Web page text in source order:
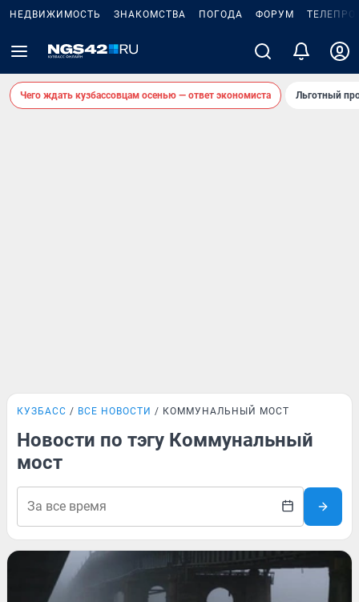
НЕДВИЖИМОСТЬ ЗНАКОМСТВА ПОГОДА ФОРУМ
Чего ждать кузбассовцам осенью — ответ экономиста Льготный
КУЗБАСС ВСЕ НОВОСТИ КОММУНАЛЬНЫЙ МОСТ
Новости по тэгу Коммунальный
мост